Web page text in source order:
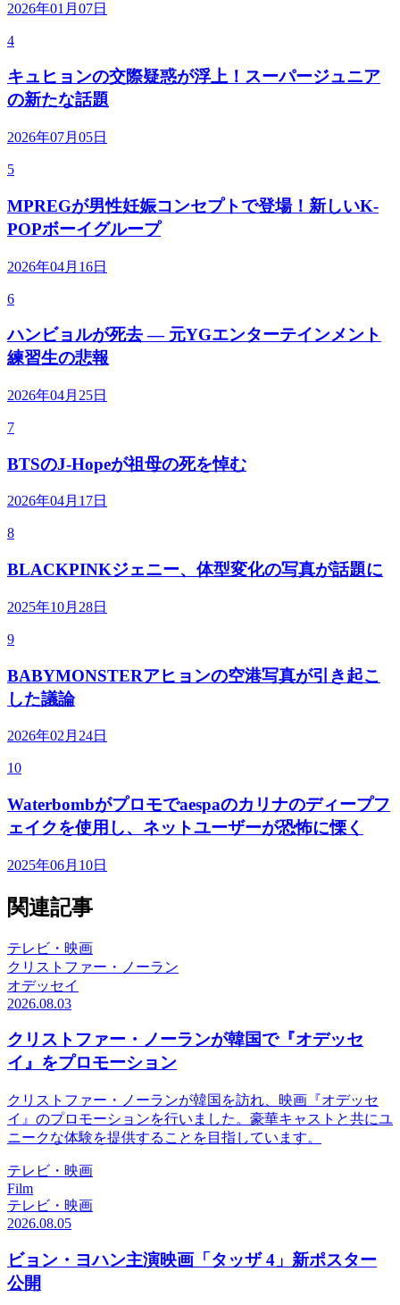
2026年01月07日
4
キュヒョンの交際疑惑が浮上！スーパージュニア
の新たな話題
2026年07月05日
5
MPREGが男性妊娠コンセプトで登場！新しいK-
POPボーイグループ
2026年04月16日
6
ハンビョルが死去 — 元YGエンターテインメント
練習生の悲報
2026年04月25日
7
BTSのJ-Hopeが祖母の死を悼む
2026年04月17日
8
BLACKPINKジェニー、体型変化の写真が話題に
2025年10月28日
9
BABYMONSTERアヒョンの空港写真が引き起こ
した議論
2026年02月24日
10
Waterbombがプロモでaespaのカリナのディープフ
ェイクを使用し、ネットユーザーが恐怖に慄く
2025年06月10日
関連記事
テレビ・映画
クリストファー・ノーラン
オデッセイ
2026.08.03
クリストファー・ノーランが韓国で『オデッセ
イ』をプロモーション
クリストファー・ノーランが韓国を訪れ、映画『オデッセ
イ』のプロモーションを行いました。豪華キャストと共にユ
ニークな体験を提供することを目指しています。
テレビ・映画
Film
テレビ・映画
2026.08.05
ビョン・ヨハン主演映画「タッザ 4」新ポスター
公開